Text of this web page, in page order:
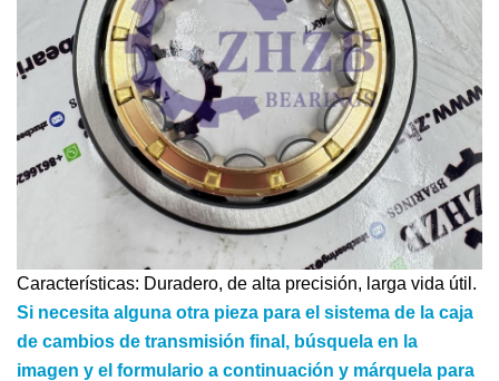
Características: Duradero, de alta precisión, larga vida útil.
Si necesita alguna otra pieza para el sistema de la caja
de cambios de transmisión final, búsquela en la
imagen y el formulario a continuación y márquela para